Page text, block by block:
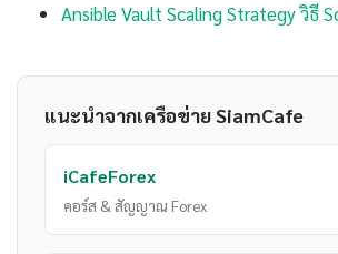
Ansible Vault Scaling Strategy วิธี
แนะนำจากเครือข่าย SiamCafe
iCafeForex
คอร์ส & สัญญาณ Forex